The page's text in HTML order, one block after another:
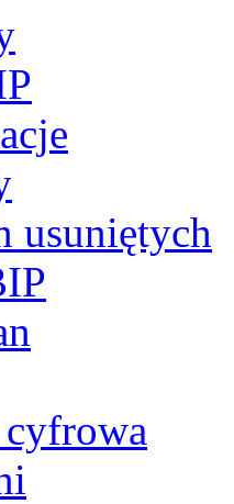
usuniętych
cyfrowa